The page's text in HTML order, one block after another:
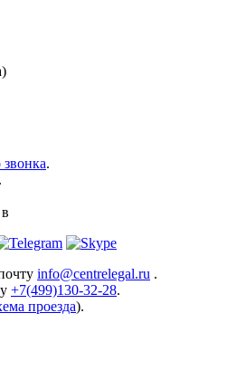
звонка.
.
info@centrelegal.ru .
+7(499)130-32-28.
проезда).